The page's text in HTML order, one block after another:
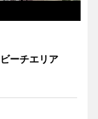
ーチエリア